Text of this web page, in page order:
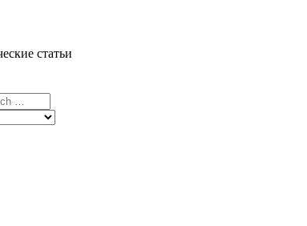
статьи